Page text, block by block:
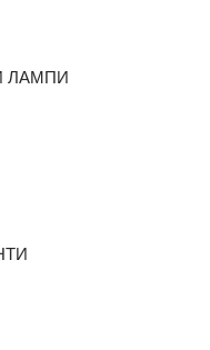
ЛАМПИ